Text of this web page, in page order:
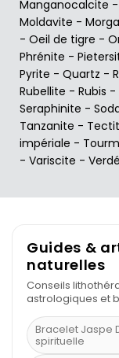
Manganocalcite -
Moldavite -
- Oeil de tigre -
Phrénite -
Pyrite - Quartz -
Rubellite - Rubis -
Seraphinite -
Tanzanite -
impériale -
- Variscite -
Guides &
naturelles
Conseils
astrologiques et
Bracelet Jaspe
spirituelle